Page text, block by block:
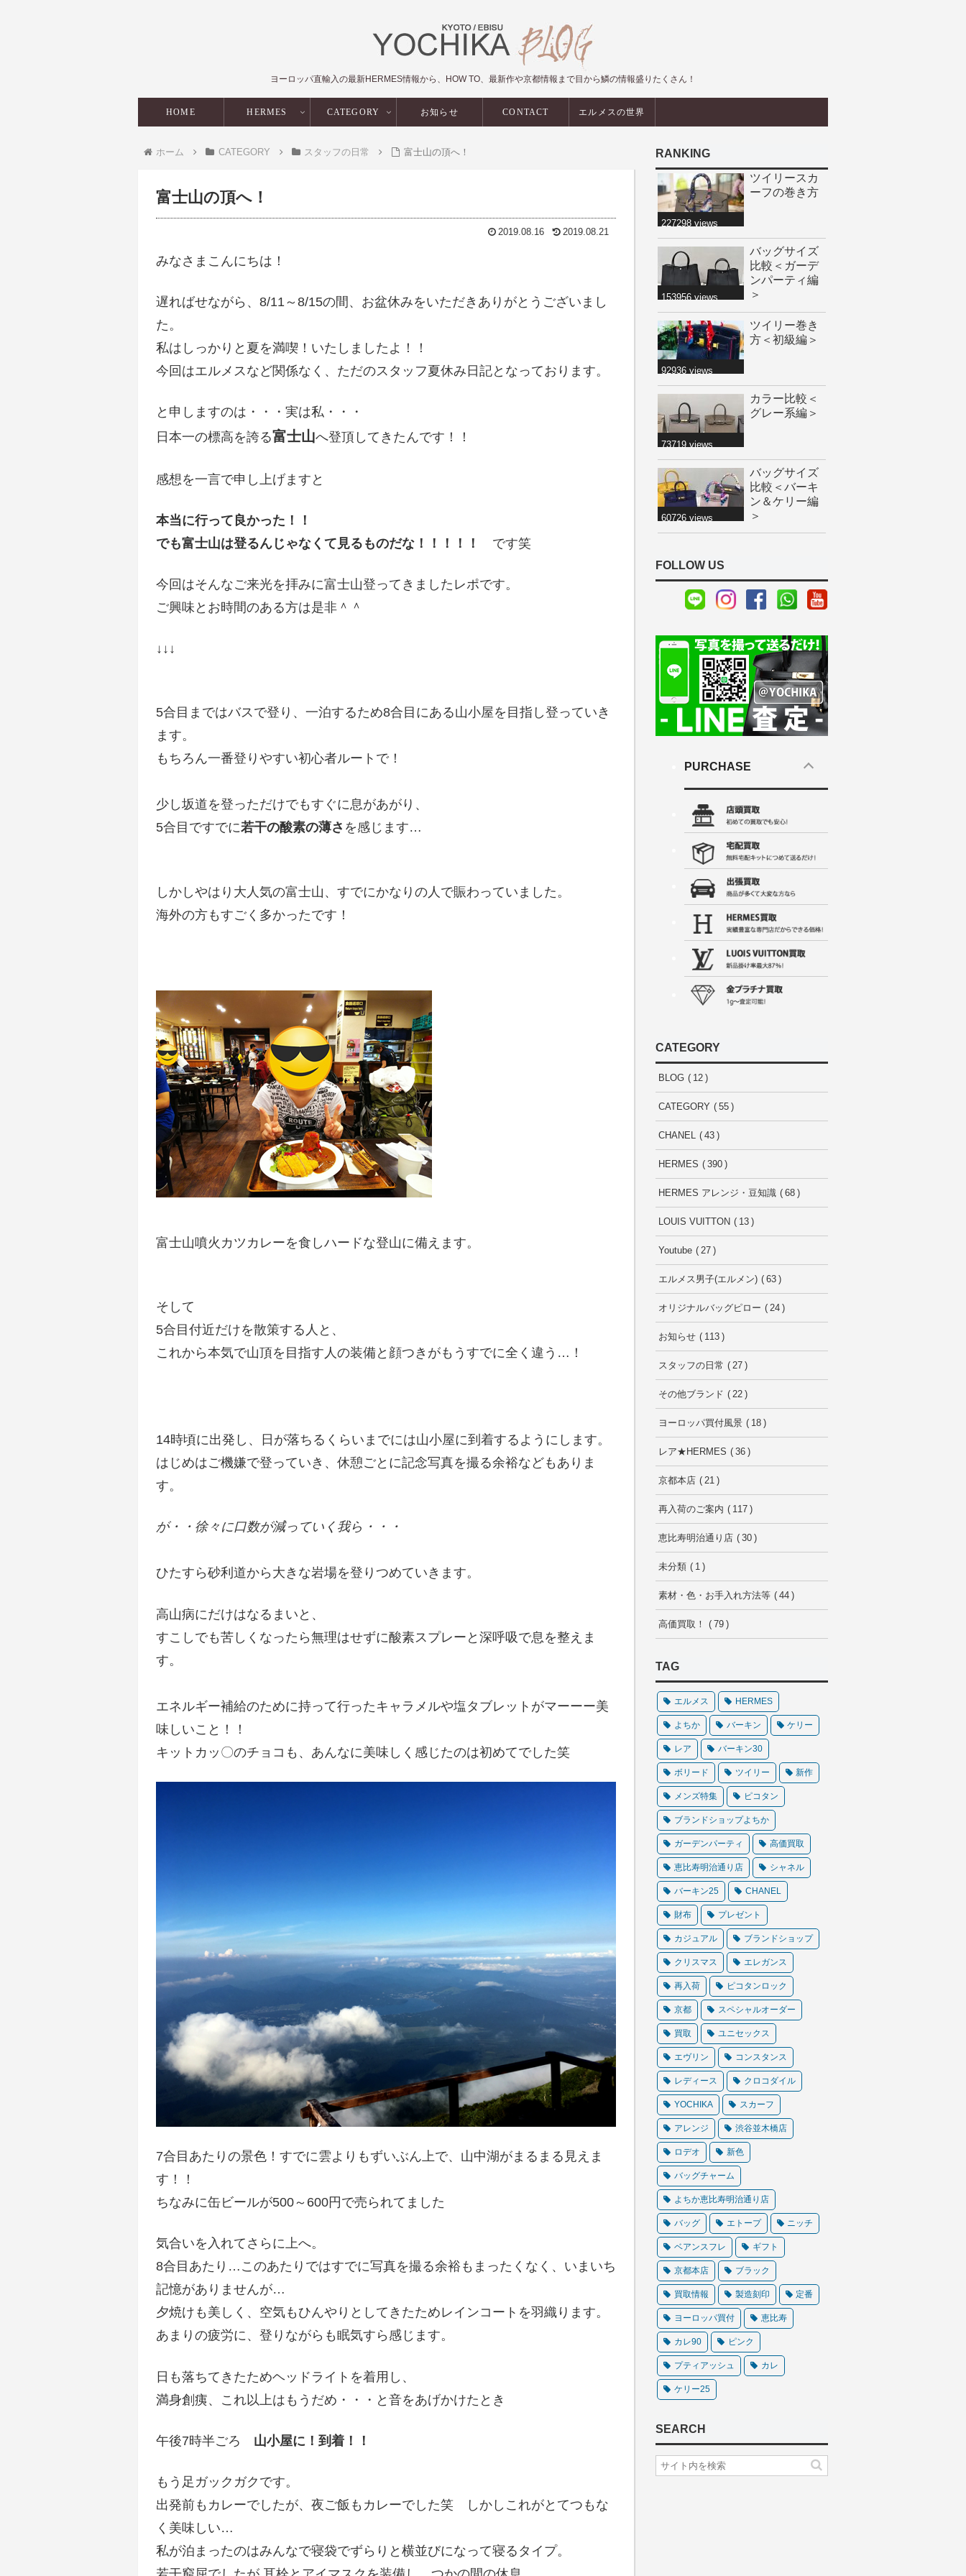
ヨーロッパ直輸入の最新HERMES情報から、HOW TO、最新作や京都情報まで目から鱗の情報盛りたくさん！
HOME HERMES CATEGORY お知らせ CONTACT エルメスの世界
ホーム CATEGORY スタッフの日常 富士山の頂へ！
富士山の頂へ！
2019.08.16 2019.08.21
みなさまこんにちは！
遅ればせながら、8/11～8/15の間、お盆休みをいただきありがとうございまし
た。
私はしっかりと夏を満喫！いたしましたよ！！
今回はエルメスなど関係なく、ただのスタッフ夏休み日記となっております。
と申しますのは・・・実は私・・・
日本一の標高を誇る富士山へ登頂してきたんです！！
感想を一言で申し上げますと
本当に行って良かった！！
でも富士山は登るんじゃなくて見るものだな！！！！！
です笑
今回はそんなご来光を拝みに富士山登ってきましたレポです。
ご興味とお時間のある方は是非＾＾
↓↓↓
5合目まではバスで登り、一泊するため8合目にある山小屋を目指し登っていき
ます。
もちろん一番登りやすい初心者ルートで！
少し坂道を登っただけでもすぐに息があがり、
5合目ですでに若干の酸素の薄さ を感じます…
しかしやはり大人気の富士山、すでにかなりの人で賑わっていました。
海外の方もすごく多かったです！
富士山噴火カツカレーを食しハードな登山に備えます。
そして
5合目付近だけを散策する人と、
これから本気で山頂を目指す人の装備と顔つきがもうすでに全く違う…！
14時頃に出発し、日が落ちるくらいまでには山小屋に到着するようにします。
はじめはご機嫌で登っていき、休憩ごとに記念写真を撮る余裕などもありま
す。
が・・徐々に口数が減っていく我ら・・・
ひたすら砂利道から大きな岩場を登りつめていきます。
高山病にだけはなるまいと、
すこしでも苦しくなったら無理はせずに酸素スプレーと深呼吸で息を整えま
す。
エネルギー補給のために持って行ったキャラメルや塩タブレットがマーーー美
味しいこと！！
キットカッ〇のチョコも、あんなに美味しく感じたのは初めてでした笑
7合目あたりの景色！すでに雲よりもずいぶん上で、山中湖がまるまる見えま
す！！
ちなみに缶ビールが500～600円で売られてました
気合いを入れてさらに上へ。
8合目あたり…このあたりではすでに写真を撮る余裕もまったくなく、いまいち
記憶がありませんが…
夕焼けも美しく、空気もひんやりとしてきたためレインコートを羽織ります。
あまりの疲労に、登りながらも眠気すら感じます。
日も落ちてきたためヘッドライトを着用し、
満身創痍、これ以上はもうだめ・・・と音をあげかけたとき
午後7時半ごろ 山小屋に！到着！！
もう足ガックガクです。
出発前もカレーでしたが、夜ご飯もカレーでした笑 しかしこれがとてつもな
く美味しい…
私が泊まったのはみんなで寝袋でずらりと横並びになって寝るタイプ。
RANKING
ツイリースカ
ーフの巻き方
227298 views
バッグサイズ
比較＜ガーデ
ンパーティ編
＞
153956 views
ツイリー巻き
方＜初級編＞
92936 views
カラー比較＜
グレー系編＞
73719 views
バッグサイズ
比較＜バーキ
ン＆ケリー編
＞
60726 views
FOLLOW US
PURCHASE
CATEGORY
BLOG 12
CATEGORY 55
CHANEL 43
HERMES 390
HERMES アレンジ・豆知識 68
LOUIS VUITTON 13
Youtube 27
エルメス男子(エルメン) 63
オリジナルバッグピロー 24
お知らせ 113
スタッフの日常 27
その他ブランド 22
ヨーロッパ買付風景 18
レア★HERMES 36
京都本店 21
再入荷のご案内 117
恵比寿明治通り店 30
未分類 1
素材・色・お手入れ方法等 44
高価買取！ 79
TAG
エルメス HERMES
よちか バーキン ケリー
レア バーキン30
ボリード ツイリー 新作
メンズ特集 ピコタン
ブランドショップよちか
ガーデンパーティ 高価買取
恵比寿明治通り店 シャネル
バーキン25 CHANEL
財布 プレゼント
カジュアル ブランドショップ
クリスマス エレガンス
再入荷 ピコタンロック
京都 スペシャルオーダー
買取 ユニセックス
エヴリン コンスタンス
レディース クロコダイル
YOCHIKA スカーフ
アレンジ 渋谷並木橋店
ロデオ 新色
バッグチャーム
よちか恵比寿明治通り店
バッグ エトープ ニッチ
ベアンスフレ ギフト
京都本店 ブラック
買取情報 製造刻印 定番
ヨーロッパ買付 恵比寿
カレ90 ピンク
プティアッシュ カレ
ケリー25
SEARCH